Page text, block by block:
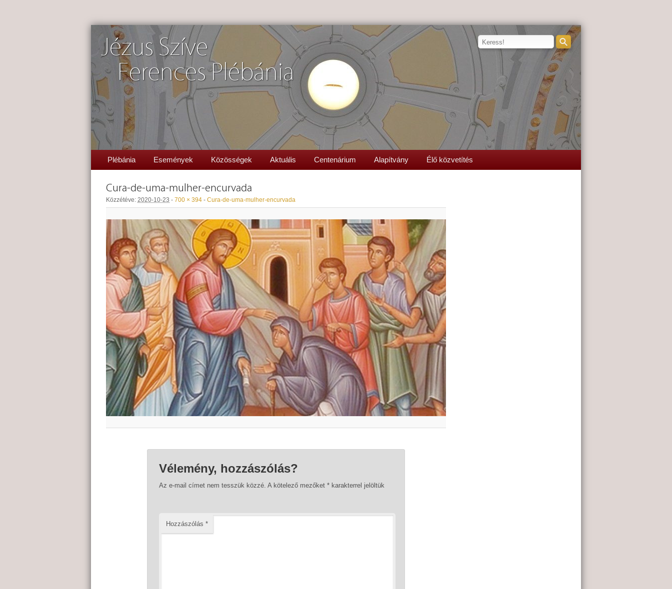
Jézus Szíve
Ferences Plébánia
Plébánia Események Közösségek Aktuális Centenárium Alapítvány Élő közvetítés
Cura-de-uma-mulher-encurvada
Közzétéve: 2020-10-23 - 700 × 394 - Cura-de-uma-mulher-encurvada
Vélemény, hozzászólás?
Az e-mail címet nem tesszük közzé. A kötelező mezőket *karakterrel jelöltük
Hozzászólás *